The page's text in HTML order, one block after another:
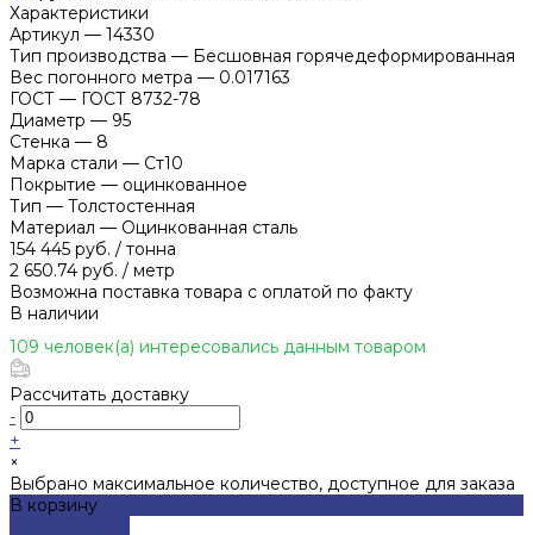
Характеристики
Артикул — 14330
Тип производства — Бесшовная горячедеформированная
Вес погонного метра — 0.017163
ГОСТ — ГОСТ 8732-78
Диаметр — 95
Стенка — 8
Марка стали — Ст10
Покрытие — оцинкованное
Тип — Толстостенная
Материал — Оцинкованная сталь
154 445 руб. / тонна
2 650.74 руб. / метр
Возможна поставка товара с оплатой по факту
В наличии
109 человек(а) интересовались данным товаром
Рассчитать доставку
-
+
×
Выбрано максимальное количество, доступное для заказа
В корзину